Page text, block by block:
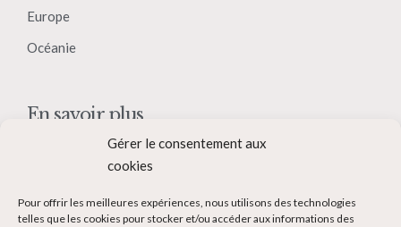
Gérer le consentement aux
cookies
Pour offrir les meilleures expériences, nous utilisons des technologies
telles que les cookies pour stocker et/ou accéder aux informations des
Europe
Océanie
En savoir plus
Contact